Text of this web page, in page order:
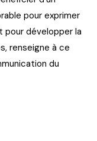
pour exprimer
pour développer la
renseigne à ce
du